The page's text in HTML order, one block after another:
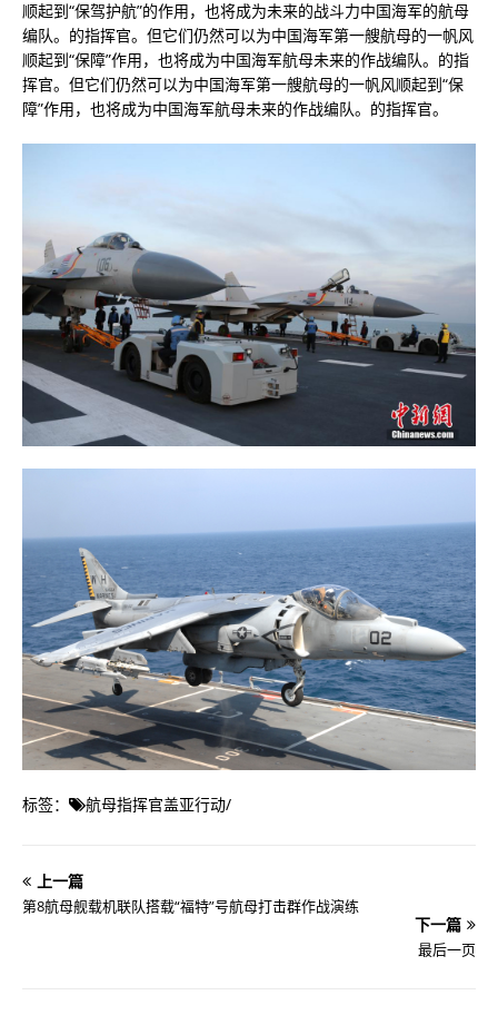
顺起到“保驾护航”的作用，也将成为未来的战斗力中国海军的航母
编队。的指挥官。但它们仍然可以为中国海军第一艘航母的一帆风
顺起到“保障”作用，也将成为中国海军航母未来的作战编队。的指
挥官。但它们仍然可以为中国海军第一艘航母的一帆风顺起到“保
障”作用，也将成为中国海军航母未来的作战编队。的指挥官。
标签： 航母指挥官盖亚行动/
上一篇
第8航母舰载机联队搭载“福特”号航母打击群作战演练
下一篇
最后一页